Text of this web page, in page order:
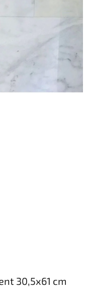
30,5x61 cm